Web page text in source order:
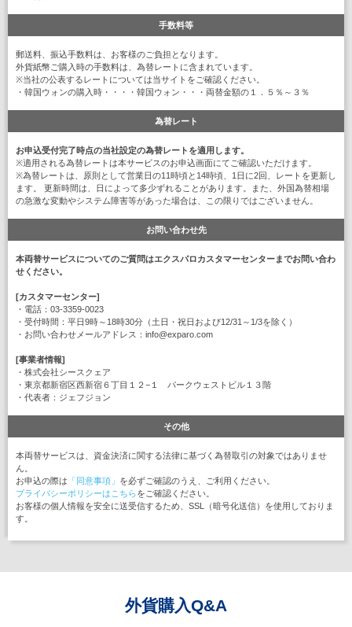
手数料等
郵送料、振込手数料は、お客様のご負担となります。
外貨紙幣ご購入時の手数料は、為替レートに含まれています。
※当社の公表するレートについては当サイトをご確認ください。
・韓国ウォンの購入時・・・・韓国ウォン・・・両替金額の１．５％～３％
為替レート
お申込受付完了時点の当社設定の為替レートを適用します。
※適用される為替レートは本サービスのお申込画面にてご確認いただけます。
※為替レートは、原則として営業日の11時頃と14時頃、1日に2回、レートを更新し
ます。 更新時間は、日によって多少ずれることがあります。また、外国為替相場
の急激な変動やシステム障害等があった場合は、この限りではございません。
お問い合わせ先
本両替サービスについてのご質問はエクスパロカスタマーセンターまでお問い合わ
せください。
[カスタマーセンター]
・電話：03-3359-0023
・受付時間：平日9時～18時30分（土日・祝日および12/31～1/3を除く）
・お問い合わせメールアドレス：info@exparo.com
[事業者情報]
・株式会社シースクェア
・東京都新宿区西新宿６丁目１２−１ パークウェストビル１３階
・代表者：ジェフジョン
その他
本両替サービスは、資金決済に関する法律に基づく為替取引の対象ではありませ
ん。
お申込の際は 「同意事項」 を必ずご確認のうえ、ご利用ください。
プライバシーポリシーはこちらをご確認ください。
お客様の個人情報を安全に送受信するため、SSL（暗号化送信）を使用しておりま
す。
外貨購入Q&A